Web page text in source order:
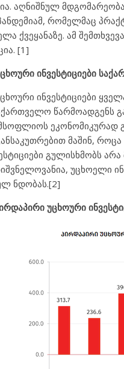
აღნიშნულ
რომელმაც
ქვეყანაზე. ამ
[1]
ინვესტიციები
ინვესტიციები
წარმოადგენს
ეკონომიკურად
მაშინ,
გულისხმობს
უცხოელი
ნდობას.[2]
უცხოური